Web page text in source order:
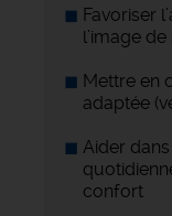
Favoriser
l’image de
Mettre en
adaptée
Aider
confort